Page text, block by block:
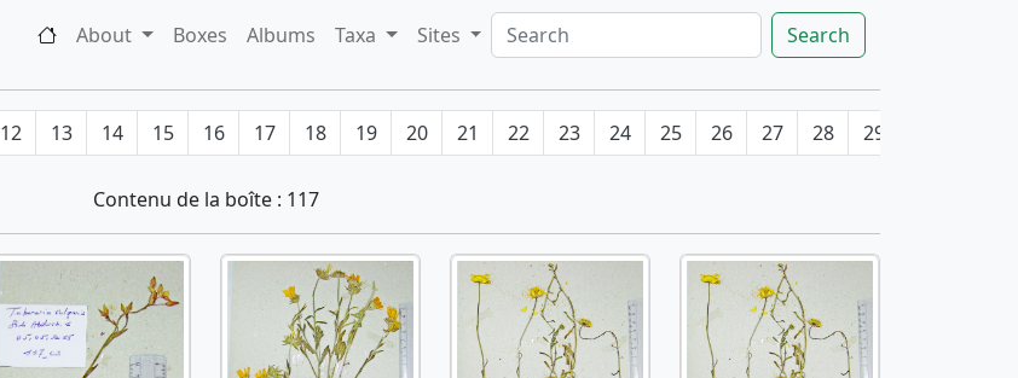
About Boxes Albums Taxa Sites Search
12 13 14 15 16 17 18 19 20 21 22 23 24 25 26 27 28 29
Contenu de la boîte : 117